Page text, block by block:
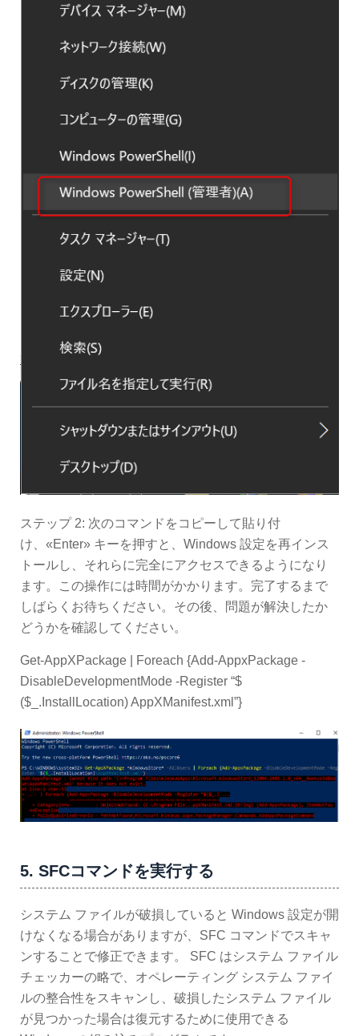
ステップ 2: 次のコマンドをコピーして貼り付
け、«Enter» キーを押すと、Windows 設定を再インス
トールし、それらに完全にアクセスできるようになり
ます。この操作には時間がかかります。完了するまで
しばらくお待ちください。その後、問題が解決したか
どうかを確認してください。
Get-AppXPackage | Foreach {Add-AppxPackage -
DisableDevelopmentMode -Register “$
($_.InstallLocation) AppXManifest.xml”}
5. SFCコマンドを実行する
システム ファイルが破損していると Windows 設定が開
けなくなる場合がありますが、SFC コマンドでスキャ
ンすることで修正できます。 SFC はシステム ファイル
チェッカーの略で、オペレーティング システム ファイ
ルの整合性をスキャンし、破損したシステム ファイル
が見つかった場合は復元するために使用できる